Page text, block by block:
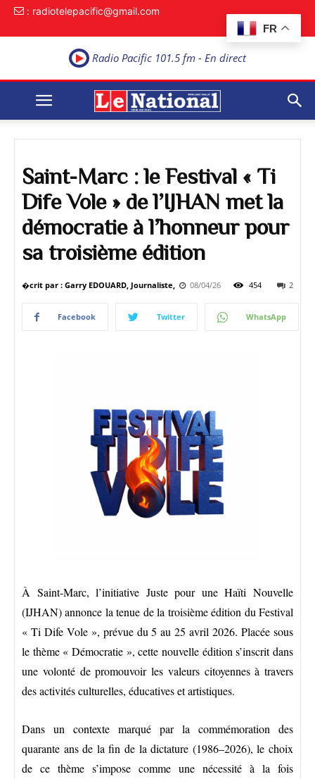
FR
: radiotelepacific@gmail.com
Radio Pacific 101.5 fm - En direct
Saint-Marc : le Festival « Ti
Dife Vole » de l’IJHAN met la
démocratie à l’honneur pour
sa troisième édition
�crit par : Garry EDOUARD, Journaliste, 08/04/26 2
454
Facebook Twitter WhatsApp
À Saint-Marc, l’initiative Juste pour une Haïti Nouvelle
(IJHAN) annonce la tenue de la troisième édition du Festival
« Ti Dife Vole », prévue du 5 au 25 avril 2026. Placée sous
le thème « Démocratie », cette nouvelle édition s’inscrit dans
une volonté de promouvoir les valeurs citoyennes à travers
des activités culturelles, éducatives et artistiques.
Dans un contexte marqué par la commémoration des
quarante ans de la fin de la dictature (1986–2026), le choix
de ce thème s’impose comme une nécessité à la fois